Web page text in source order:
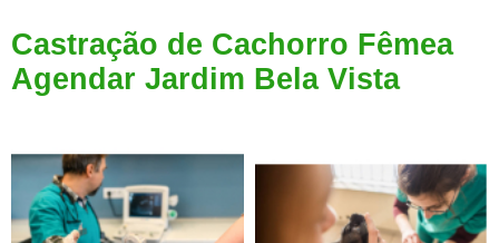
Castração de Cachorro Fêmea
Agendar Jardim Bela Vista